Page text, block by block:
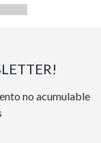
no acumulable